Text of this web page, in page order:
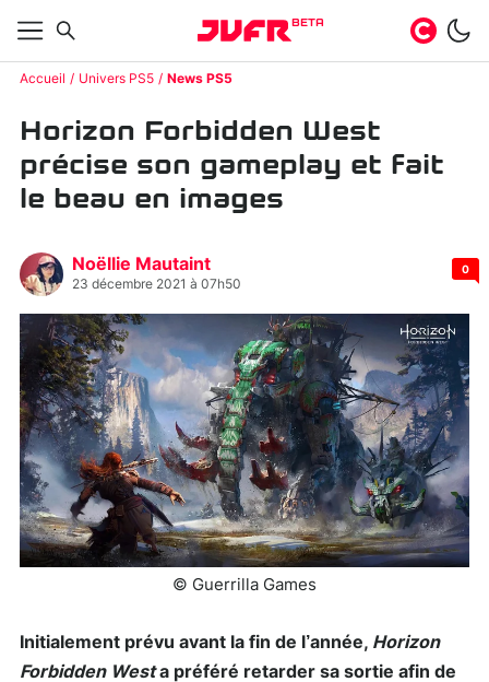
BETA
Accueil Univers PS5 News PS5
Horizon Forbidden West
précise son gameplay et fait
le beau en images
Noëllie Mautaint
23 décembre 2021 à 07h50
0
© Guerrilla Games
Initialement prévu avant la fin de l’année, Horizon
Forbidden Westa préféré retarder sa sortie afin de